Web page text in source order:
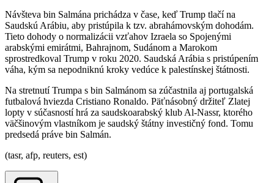
Návšteva bin Salmána prichádza v čase, keď Trump tlačí na
Saudskú Arábiu, aby pristúpila k tzv. abrahámovským dohodám.
Tieto dohody o normalizácii vzťahov Izraela so Spojenými
arabskými emirátmi, Bahrajnom, Sudánom a Marokom
sprostredkoval Trump v roku 2020. Saudská Arábia s pristúpením
váha, kým sa nepodniknú kroky vedúce k palestínskej štátnosti.
Na stretnutí Trumpa s bin Salmánom sa zúčastnila aj portugalská
futbalová hviezda Cristiano Ronaldo. Päťnásobný držiteľ Zlatej
lopty v súčasností hrá za saudskoarabský klub Al-Nassr, ktorého
väčšinovým vlastníkom je saudský štátny investičný fond. Tomu
predsedá práve bin Salmán.
(tasr, afp, reuters, est)